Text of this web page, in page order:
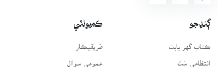
ڳنڍجو
ڪتاب گهر بابت
انتظامي سَٿ
ڪميونٽي
طريقيڪار
عمومي سوال